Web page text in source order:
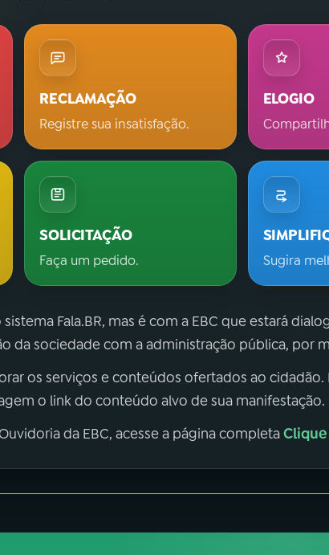
RECLAMAÇÃO
Registre sua insatisfação.
ELOGIO
SOLICITAÇÃO
Faça um pedido. Sugira
Fala.BR, mas é com a EBC que estará
da sociedade com a administração pública, por
os serviços e conteúdos ofertados ao cidadão.
o link do conteúdo alvo de sua manifestação.
da EBC, acesse a página completa